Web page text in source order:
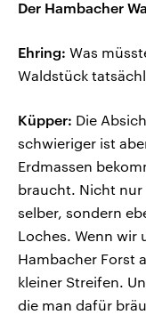
Der Hambacher
Ehring: Was
Waldstück
Küpper: Die
schwieriger ist
Erdmassen
braucht. Nicht nur
selber, sondern
Loches. Wenn wir
Hambacher Forst
kleiner Streifen.
die man dafür